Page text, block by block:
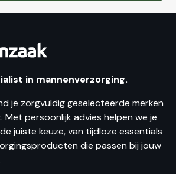
in mannenverzorging.
je zorgvuldig geselecteerde merken
Met persoonlijk advies helpen we je
juiste keuze, van tijdloze essentials
die passen bij jouw